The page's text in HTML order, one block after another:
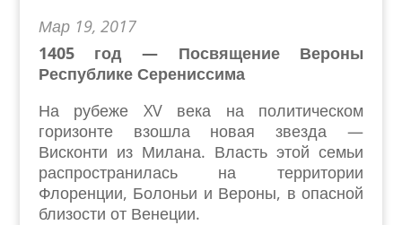
Мар 19, 2017
1405 год — Посвящение Вероны
Республике Серениссима
На рубеже XV века на политическом
горизонте взошла новая звезда —
Висконти из Милана. Власть этой семьи
распространилась на территории
Флоренции, Болоньи и Вероны, в опасной
близости от Венеции.